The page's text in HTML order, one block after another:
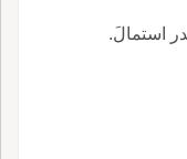
استمالَ.